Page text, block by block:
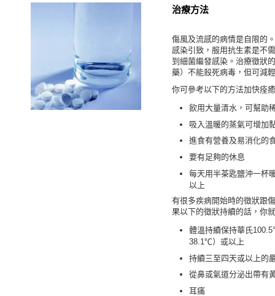
治療方法
傷風及流感的病情是自限的
感染引致，服用抗生素是不
到細菌繼發感染。治療徵狀
藥）不能殺死病毒，但可減
你可參考以下的方法加快痊
飲用大量清水，可幫助
吸入溫暖的蒸氣可增加
進食有營養及易消化的
要有足夠的休息
每天用半茶匙鹽沖一杯
以上
有很多疾病開始時的徵狀跟
果以下的徵狀持續的話，你
體溫持續保持華氏
38.1℃）或以上
持續三至四天或以上的
從鼻或氣道分泌出帶有
耳痛